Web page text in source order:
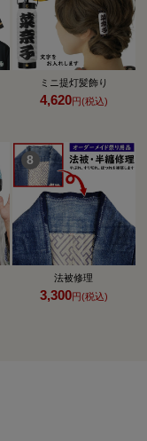
ミニ提灯髪飾り
4,620円(税込)
法被修理
3,300円(税込)